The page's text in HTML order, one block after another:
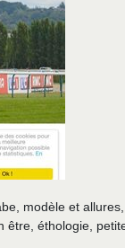
modèle et allures,
être, éthologie,